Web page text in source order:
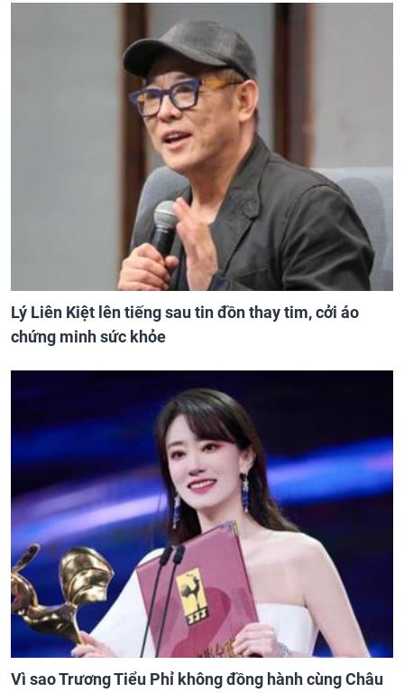
Lý Liên Kiệt lên tiếng sau tin đồn thay tim, cởi áo
chứng minh sức khỏe
Vì sao Trương Tiểu Phỉ không đồng hành cùng Châu